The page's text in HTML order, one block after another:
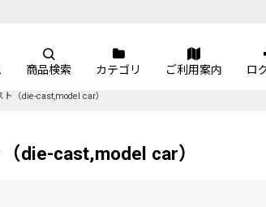
商品検索 カテゴリ ご利用案内 ロ
（die-cast,model car）
die-cast,model car）